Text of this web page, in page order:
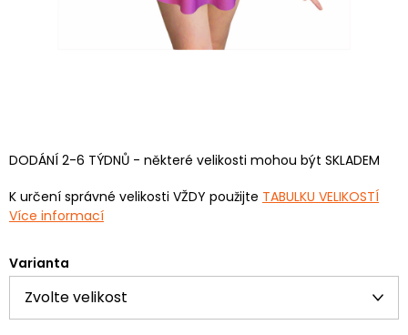
DODÁNÍ 2-6 TÝDNŮ - některé velikosti mohou být SKLADEM
K určení správné velikosti VŽDY použijte TABULKU VELIKOSTÍ
Více informací
Varianta